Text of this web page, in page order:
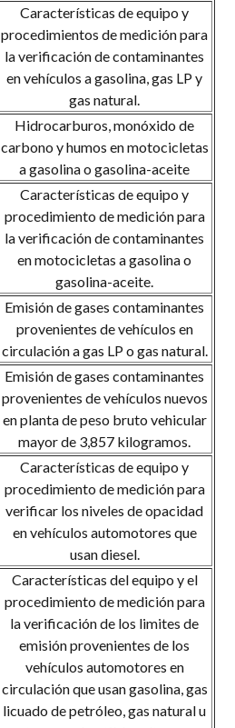
Características de equipo y
procedimientos de medición para
la verificación de contaminantes
en vehículos a gasolina, gas LP y
gas natural.
Hidrocarburos, monóxido de
carbono y humos en motocicletas
a gasolina o gasolina-aceite
Características de equipo y
procedimiento de medición para
la verificación de contaminantes
en motocicletas a gasolina o
gasolina-aceite.
Emisión de gases contaminantes
provenientes de vehículos en
circulación a gas LP o gas natural.
Emisión de gases contaminantes
provenientes de vehículos nuevos
en planta de peso bruto vehicular
mayor de 3,857 kilogramos.
Características de equipo y
procedimiento de medición para
verificar los niveles de opacidad
en vehículos automotores que
usan diesel.
Características del equipo y el
procedimiento de medición para
la verificación de los limites de
emisión provenientes de los
vehículos automotores en
circulación que usan gasolina, gas
licuado de petróleo, gas natural u